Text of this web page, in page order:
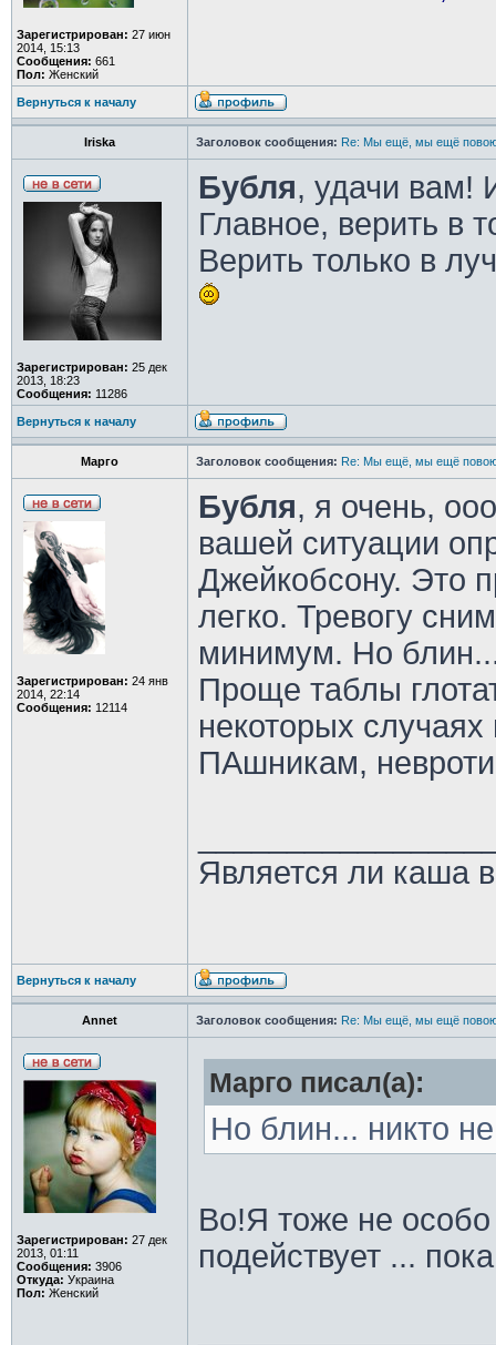
Зарегистрирован: 27 июн
2014, 15:13
Сообщения: 661
Пол: Женский
Вернуться к началу
Iriska Заголовок сообщения: Re: Мы ещё, мы ещё
Зарегистрирован: 25 дек
2013, 18:23
Сообщения: 11286
Бубля, удачи вам!
Главное, верить в
Верить только в
Вернуться к началу
Марго Заголовок сообщения: Re: Мы ещё, мы ещё
Зарегистрирован: 24 янв
2014, 22:14
Сообщения: 12114
Бубля, я очень,
вашей ситуации
Джейкобсону. Это
легко. Тревогу
минимум. Но блин...
Проще таблы
некоторых
ПАшникам,
Является ли каша
Вернуться к началу
Annet Заголовок сообщения: Re: Мы ещё, мы ещё
Зарегистрирован: 27 дек
2013, 01:11
Сообщения: 3906
Откуда: Украина
Пол: Женский
Марго писал(а):
Но блин... никто
Во!Я тоже не
подействует ...